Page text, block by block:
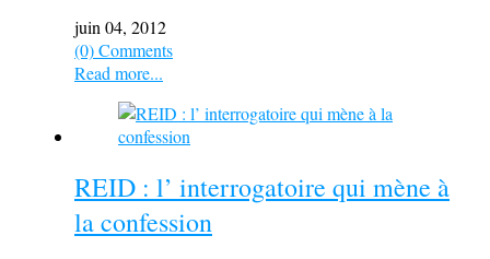
juin 04, 2012
(0) Comments
Read more...
REID : l’ interrogatoire qui mène à
la confession